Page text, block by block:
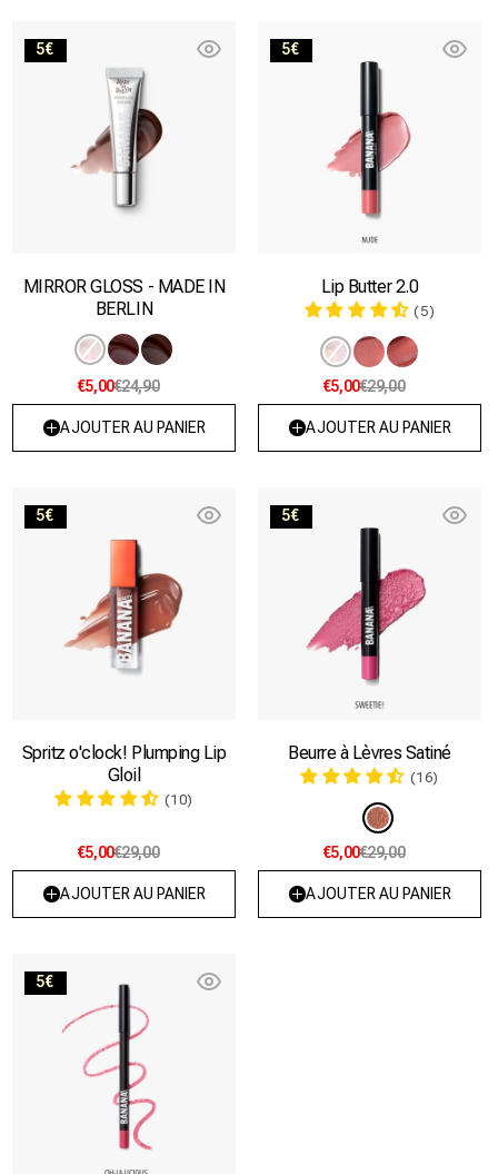
5€
MIRROR GLOSS - MADE IN
BERLIN
Variante
épuisée
ou
indisponible
Variante
épuisée
ou
indisponible
Variante
épuisée
ou
indisponible
€5,00€24,90
AJOUTER AU PANIER
5€
Lip Butter 2.0
(5)
Variante
épuisée
ou
indisponible
Variante
épuisée
ou
indisponible
Variante
épuisée
ou
indisponible
€5,00€29,00
AJOUTER AU PANIER
Plumping
Lip
Gloil
5€
Spritz o'clock! Plumping Lip
Gloil
(10)
€5,00€29,00
AJOUTER AU PANIER
5€
Beurre à Lèvres Satiné
(16)
Variante
épuisée
ou
indisponible
€5,00€29,00
AJOUTER AU PANIER
la-
licious
5€